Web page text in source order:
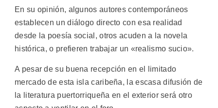
En su opinión, algunos autores contemporáneos
establecen un diálogo directo con esa realidad
desde la poesía social, otros acuden a la novela
histórica, o prefieren trabajar un «realismo sucio».
A pesar de su buena recepción en el limitado
mercado de esta isla caribeña, la escasa difusión de
la literatura puertorriqueña en el exterior será otro